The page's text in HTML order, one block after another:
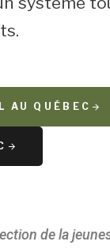
AU QUÉBEC
de la